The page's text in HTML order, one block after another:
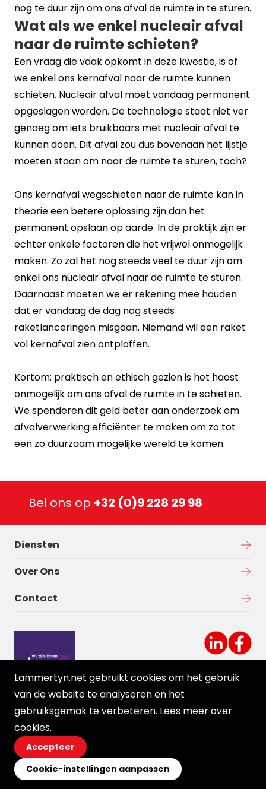
nog te duur zijn om ons afval de ruimte in te sturen.
Wat als we enkel nucleair afval
naar de ruimte schieten?
Een vraag die vaak opkomt in deze kwestie, is of
we enkel ons kernafval naar de ruimte kunnen
schieten. Nucleair afval moet vandaag permanent
opgeslagen worden. De technologie staat niet ver
genoeg om iets bruikbaars met nucleair afval te
kunnen doen. Dit afval zou dus bovenaan het lijstje
moeten staan om naar de ruimte te sturen, toch?
Ons kernafval wegschieten naar de ruimte kan in
theorie een betere oplossing zijn dan het
permanent opslaan op aarde. In de praktijk zijn er
echter enkele factoren die het vrijwel onmogelijk
maken. Zo zal het nog steeds veel te duur zijn om
enkel ons nucleair afval naar de ruimte te sturen.
Daarnaast moeten we er rekening mee houden
dat er vandaag de dag nog steeds
raketlanceringen misgaan. Niemand wil een raket
vol kernafval zien ontploffen.
Kortom: praktisch en ethisch gezien is het haast
onmogelijk om ons afval de ruimte in te schieten.
We spenderen dit geld beter aan onderzoek om
afvalverwerking efficiënter te maken om zo tot
een zo duurzaam mogelijke wereld te komen.
Bel ons op +32 (0)9 228 29 98
Diensten
Over Ons
Contact
© 2026 Ortessa Voorwaarden Disclaimer
Lammertyn.net gebruikt cookies om het gebruik
van de website te analyseren en het
gebruiksgemak te verbeteren. Lees meer over
cookies.
Accepteer
Cookie-instellingen aanpassen